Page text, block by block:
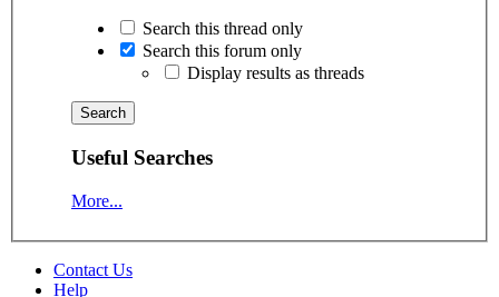
Search this thread only
Search this forum only
Display results as threads
Useful Searches
More...
Contact Us
Help